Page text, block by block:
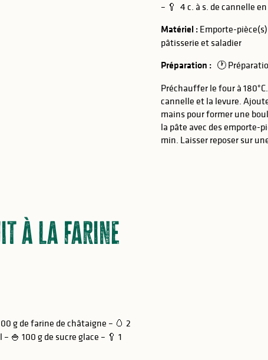
– 🥄 4 c. à s. de cannelle
Matériel : Emporte-
pâtisserie et saladier
Préparation : 🕐
Préchauffer le four à
cannelle et la levure.
mains pour former une
la pâte avec des emporte-
min. Laisser reposer sur
à la farine
g de farine de châtaigne – 🥚 2
🍚 100 g de sucre glace – 🥄 1